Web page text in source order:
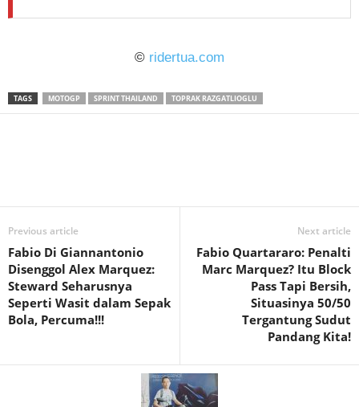
© ridertua.com
TAGS MOTOGP SPRINT THAILAND TOPRAK RAZGATLIOGLU
Previous article
Fabio Di Giannantonio
Disenggol Alex Marquez:
Steward Seharusnya
Seperti Wasit dalam Sepak
Bola, Percuma!!!
Next article
Fabio Quartararo: Penalti
Marc Marquez? Itu Block
Pass Tapi Bersih,
Situasinya 50/50
Tergantung Sudut
Pandang Kita!